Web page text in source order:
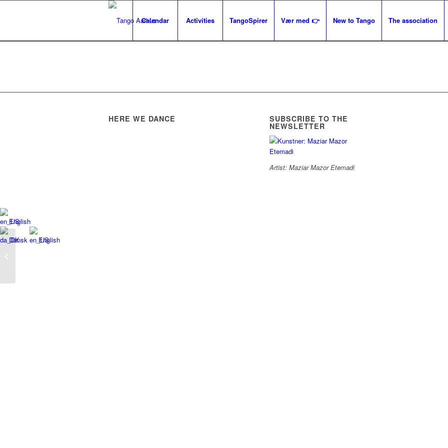
Calendar Activities TangoSpirer Vær med 👉 New to Tango The association
HERE WE DANCE SUBSCRIBE TO THE
NEWSLETTER
Artist: Maziar Mazor Etemadi
Festuge er dans i danseteltet i
English
Dansk
English